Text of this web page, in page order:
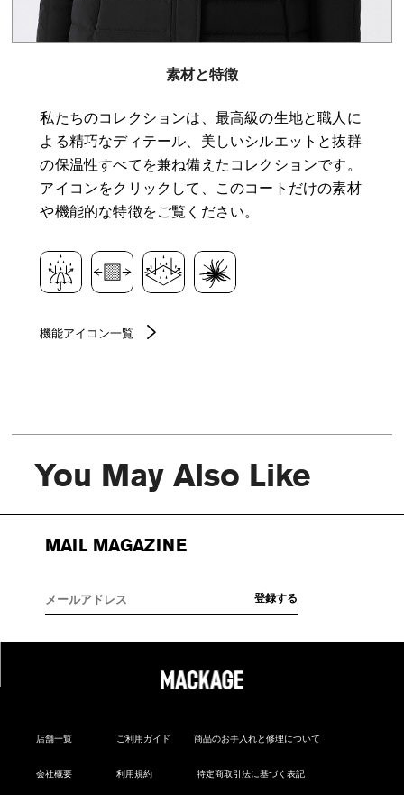
素材と特徴
私たちのコレクションは、最高級の生地と職人に
よる精巧なディテール、美しいシルエットと抜群
の保温性すべてを兼ね備えたコレクションです。
アイコンをクリックして、このコートだけの素材
や機能的な特徴をご覧ください。
機能アイコン一覧
You May Also Like
MAIL MAGAZINE
店舗一覧 ご利用ガイド 商品のお手入れと修理について
会社概要 利用規約 特定商取引法に基づく表記